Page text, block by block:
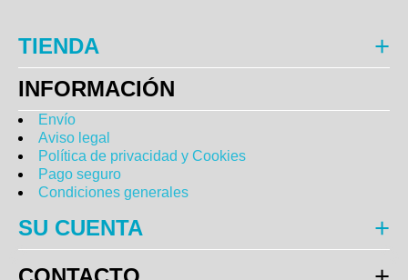
TIENDA
INFORMACIÓN
Envío
Aviso legal
Política de privacidad y Cookies
Pago seguro
Condiciones generales
SU CUENTA